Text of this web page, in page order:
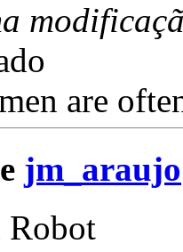
are
jm_araujo